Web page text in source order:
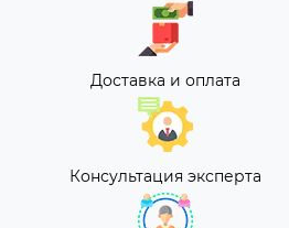
Доставка и оплата
Консультация эксперта